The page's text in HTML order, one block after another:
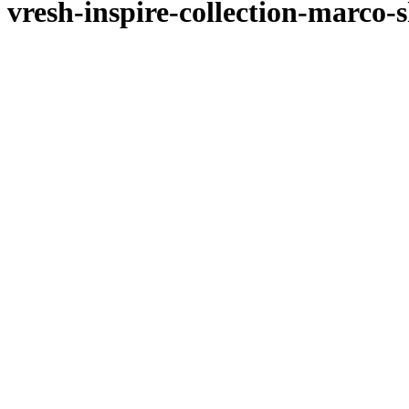
vresh-inspire-collection-marco-